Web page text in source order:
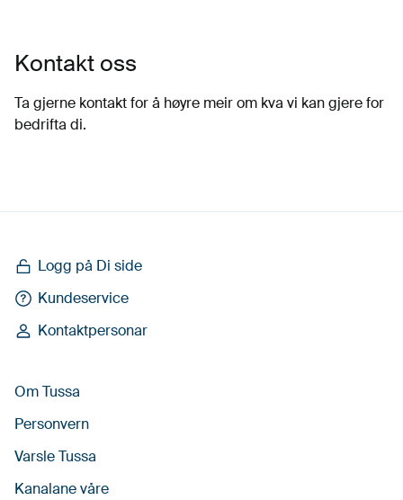
Kontakt oss
Ta gjerne kontakt for å høyre meir om kva vi kan gjere for
bedrifta di.
Logg på Di side
Kundeservice
Kontaktpersonar
Om Tussa
Personvern
Varsle Tussa
Kanalane våre